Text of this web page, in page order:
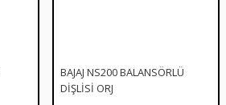
BAJAJ NS200 BALANSÖRLÜ
DİŞLİSİ ORJ